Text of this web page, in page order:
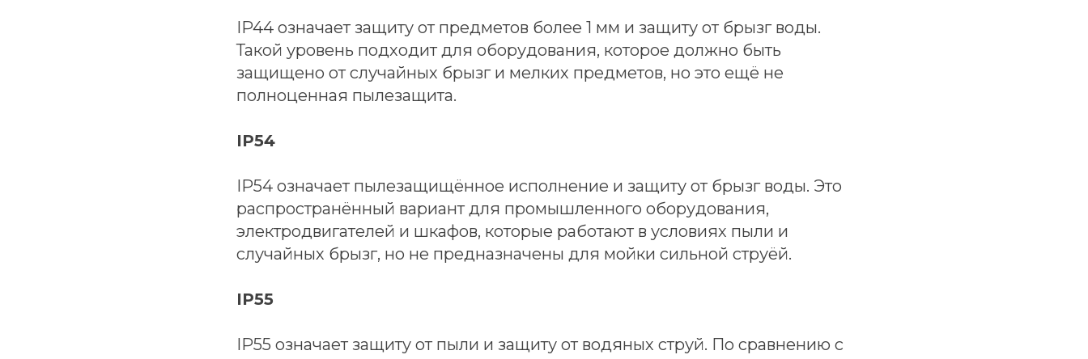
IP44 означает защиту от предметов более 1 мм и защиту от брызг воды.
Такой уровень подходит для оборудования, которое должно быть
защищено от случайных брызг и мелких предметов, но это ещё не
полноценная пылезащита.
IP54
IP54 означает пылезащищённое исполнение и защиту от брызг воды. Это
распространённый вариант для промышленного оборудования,
электродвигателей и шкафов, которые работают в условиях пыли и
случайных брызг, но не предназначены для мойки сильной струёй.
IP55
IP55 означает защиту от пыли и защиту от водяных струй. По сравнению с